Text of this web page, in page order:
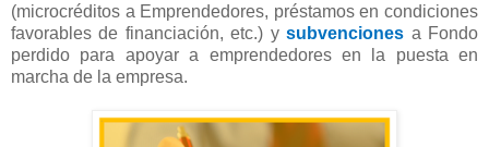
(microcréditos a Emprendedores, préstamos en condiciones
favorables de financiación, etc.) ysubvenciones a Fondo
perdido para apoyar a emprendedores en la puesta en
marcha de la empresa.